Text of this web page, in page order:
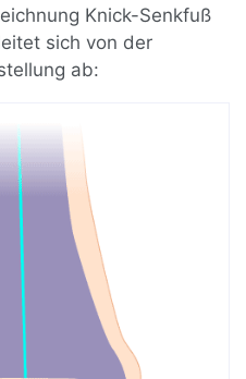
Knick-Senkfuß
sich von der
ab: